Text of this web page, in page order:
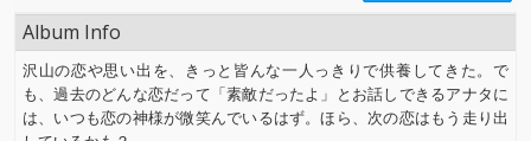
Album Info
沢山の恋や思い出を、きっと皆んな一人っきりで供養してきた。で
も、過去のどんな恋だって「素敵だったよ」とお話しできるアナタに
は、いつも恋の神様が微笑んでいるはず。ほら、次の恋はもう走り出